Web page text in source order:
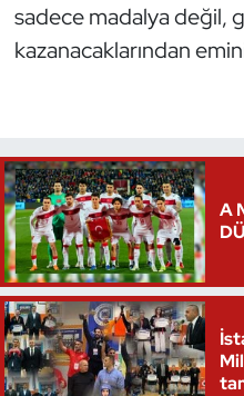
sadece madalya değil,
kazanacaklarından
A